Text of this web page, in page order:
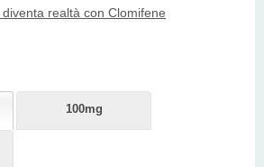
realtà con Clomifene
100mg